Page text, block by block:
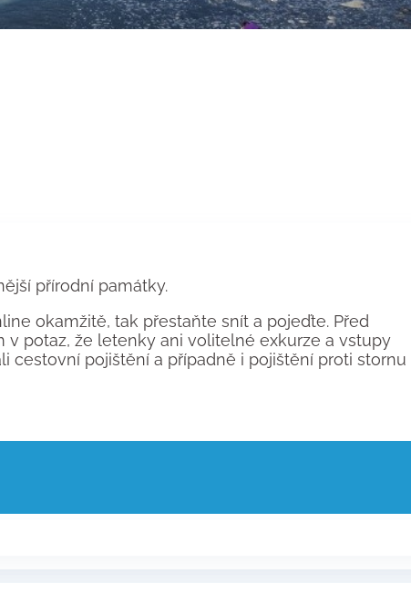
přírodní památky.
okamžitě, tak přestaňte snít a pojeďte. Před
v potaz, že letenky ani volitelné exkurze a vstupy
cestovní pojištění a případně i pojištění proti stornu